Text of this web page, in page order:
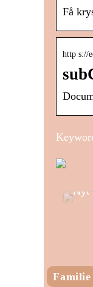
Få
http s://
Nyt
Familie